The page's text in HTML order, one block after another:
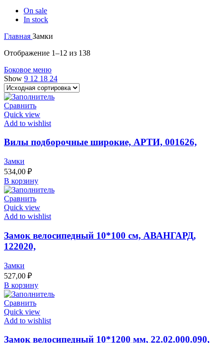
On sale
In stock
Главная Замки
Отображение 1–12 из 138
Боковое меню
Show 9 12 18 24
Сравнить
Quick view
Add to wishlist
Вилы подборочные широкие, АРТИ, 001626,
Замки
534,00 ₽
В корзину
Сравнить
Quick view
Add to wishlist
Замок велосипедный 10*100 см, АВАНГАРД,
122020,
Замки
527,00 ₽
В корзину
Сравнить
Quick view
Add to wishlist
Замок велосипедный 10*1200 мм, 22.02.000.090,